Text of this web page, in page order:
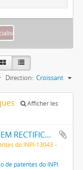
Direction: Croissant
Afficher les
APERFEIÇOAMENTOS EM RECTIFICADORES E METHODO DE OPERAR OS MESMOS
do INPI-13043
de patentes do INPI